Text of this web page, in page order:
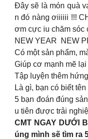
Đây sẽ là món quà
n đó nàng ơiiiiii !!!
ơm cực iu chăm sóc
NEW YEAR NEW
Có một sản phẩm,
Giúp cơ mạnh mẽ
Tập luyện thêm
Là gì, bạn có biết
5 bạn đoán đúng
u tiên được trải
CMT NGAY DƯỚI
úng mình sẽ tìm ra